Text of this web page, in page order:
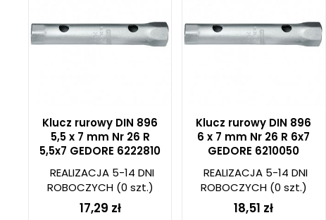
Klucz rurowy DIN 896
5,5 x 7 mm Nr 26 R
5,5x7 GEDORE 6222810
REALIZACJA 5-14 DNI
ROBOCZYCH(0 szt.)
17,29 zł
Klucz rurowy DIN 896
6 x 7 mm Nr 26 R 6x7
GEDORE 6210050
REALIZACJA 5-14 DNI
ROBOCZYCH(0 szt.)
18,51 zł